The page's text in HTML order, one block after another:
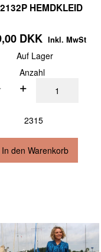
HEMDKLEID
DKK Inkl. MwSt
Auf Lager
Anzahl
2315
In den Warenkorb